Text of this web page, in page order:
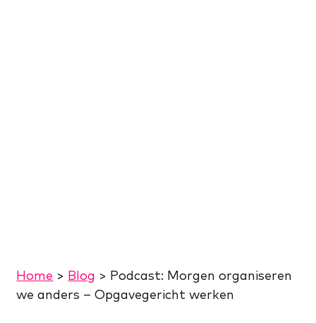
Home > Blog > Podcast: Morgen organiseren
we anders – Opgavegericht werken